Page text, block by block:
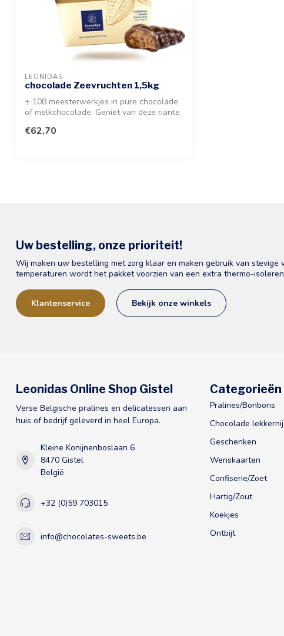
LEONIDAS
chocolade Zeevruchten 1,5kg
± 108 meesterwerkjes in pure chocolade
of melkchocolade. Geniet van deze riante
€62,70
Uw bestelling, onze prioriteit!
Wij maken uw bestelling met zorg klaar en maken gebruik van stevige
temperaturen wordt het pakket voorzien van een extra thermo-
Klantenservice Bekijk onze winkels
Leonidas Online Shop Gistel
Verse Belgische pralines en delicatessen aan
huis of bedrijf geleverd in heel Europa.
Kleine Konijnenboslaan 6
8470 Gistel
België
+32 (0)59 703015
info@chocolates-sweets.be
Categorieën
Pralines/Bonbons
Chocolade
Geschenken
Wenskaarten
Confiserie/Zoet
Hartig/Zout
Koekjes
Ontbijt